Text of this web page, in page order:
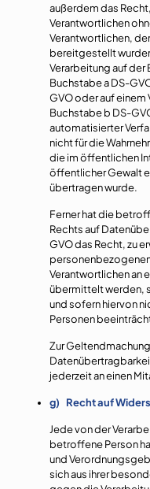
außerdem das
Verantwortlichen
Verantwortlichen,
bereitgestellt
Verarbeitung auf der
Buchstabe a DS-
GVO oder auf einem
Buchstabe b DS-
automatisierter
nicht für die
die im öffentlichen
öffentlicher Gewalt
übertragen wurde.
Ferner hat die
Rechts auf
GVO das Recht, zu
Verantwortlichen an
übermittelt werden,
und sofern hiervon
Personen
Zur
jederzeit an einen
g) Recht auf
Jede von der
betroffene Person
und
sich aus ihrer